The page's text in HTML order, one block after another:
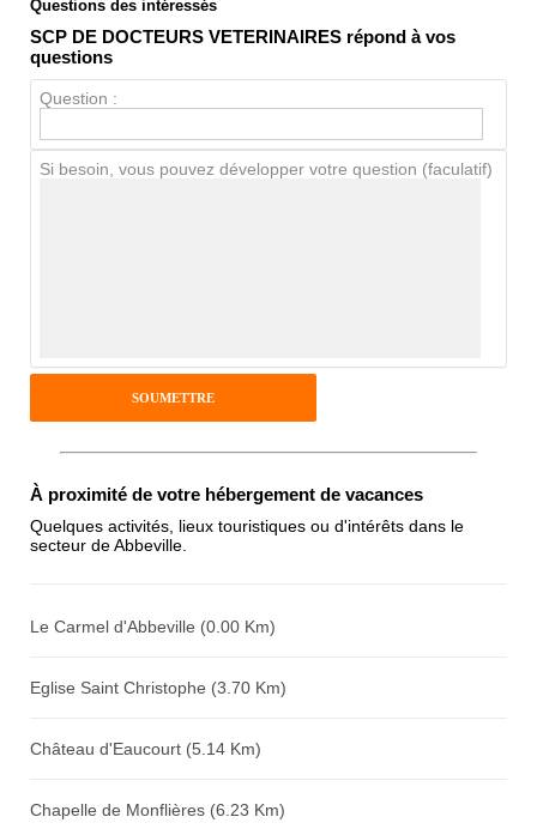
Note globale
Propreté
Chien / chat
Pseudo :
Questions des intéressés
SCP DE DOCTEURS VETERINAIRES répond à vos
questions
Question :
Si besoin, vous pouvez développer votre question (faculatif)
À proximité de votre hébergement de vacances
Quelques activités, lieux touristiques ou d'intérêts dans le
secteur de Abbeville.
Le Carmel d'Abbeville (0.00 Km)
Eglise Saint Christophe (3.70 Km)
Château d'Eaucourt (5.14 Km)
Chapelle de Monflières (6.23 Km)